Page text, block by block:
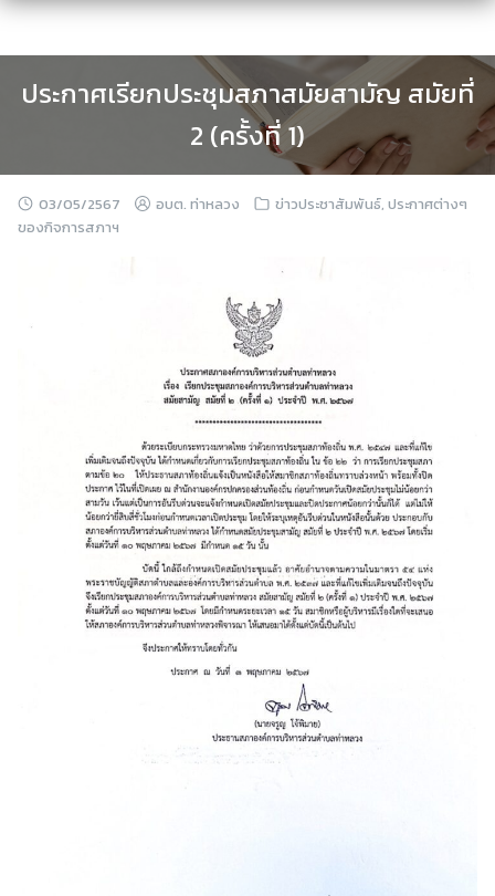
Skip
ประกาศเรียกประชุมสภาสมัยสามัญ สมัยที่
2 (ครั้งที่ 1)
03/05/2567 อบต. ท่าหลวง ข่าวประชาสัมพันธ์, ประกาศต่างๆ
ของกิจการสภาฯ